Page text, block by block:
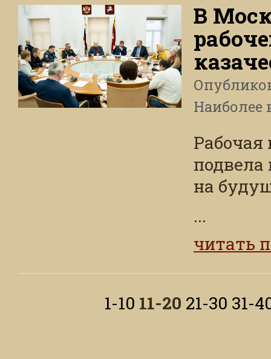
В
Наиболее
Рабочая
подвела
на
...
читать
1-10 11-20 21-30 31-